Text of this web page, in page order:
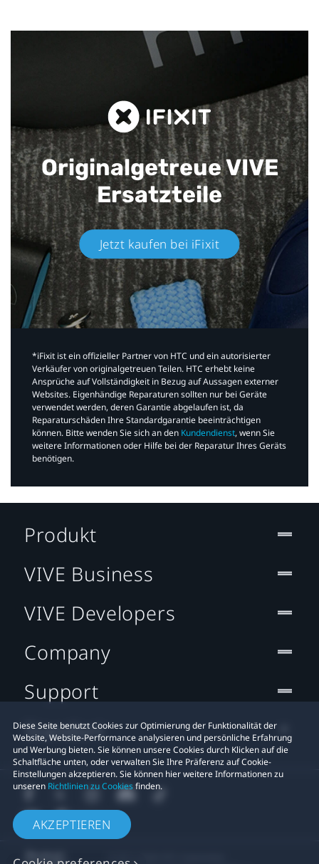
Originalgetreue VIVE
Ersatzteile
Jetzt kaufen bei iFixit​
*iFixit ist ein offizieller Partner von HTC und ein autorisierter
Verkäufer von originalgetreuen Teilen. HTC erhebt keine
Ansprüche auf Vollständigkeit in Bezug auf Aussagen externer
Websites. Eigenhändige Reparaturen sollten nur bei Geräte
verwendet werden, deren Garantie abgelaufen ist, da
Reparaturschäden Ihre Standardgarantie beeinträchtigen
können. Bitte wenden Sie sich an den Kundendienst, wenn Sie
weitere Informationen oder Hilfe bei der Reparatur Ihres Geräts
benötigen.​
Diese Seite benutzt Cookies zur Optimierung der Funktionalität der
Website, Website-Performance analysieren und persönliche Erfahrung
und Werbung bieten. Sie können unsere Cookies durch Klicken auf die
Schaltfläche unten, oder verwalten Sie Ihre Präferenz auf Cookie-
Einstellungen akzeptieren. Sie können hier weitere Informationen zu
unseren Richtlinien zu Cookiesfinden.
AKZEPTIEREN
Produkt
VIVE Business
VIVE Developers
Company
Support
Standort